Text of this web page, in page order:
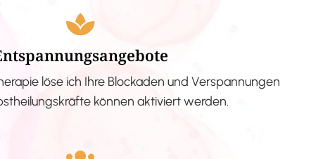
löse ich Ihre Blockaden und Verspannungen
können aktiviert werden.